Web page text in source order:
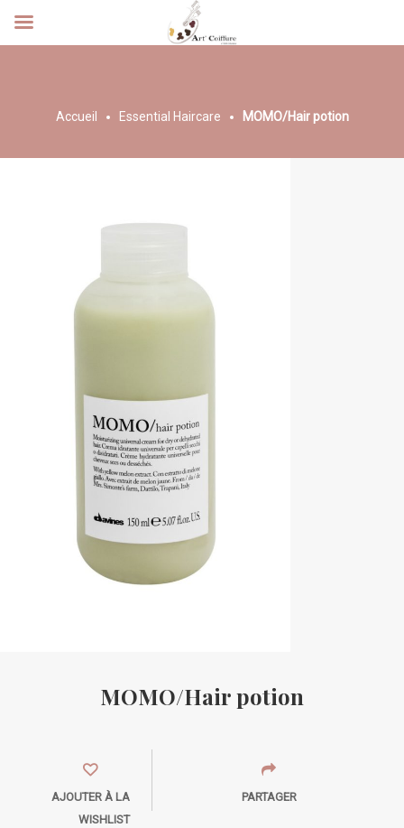
Accueil Essential Haircare MOMO/Hair potion
MOMO/Hair potion
AJOUTER À LA
WISHLIST
PARTAGER